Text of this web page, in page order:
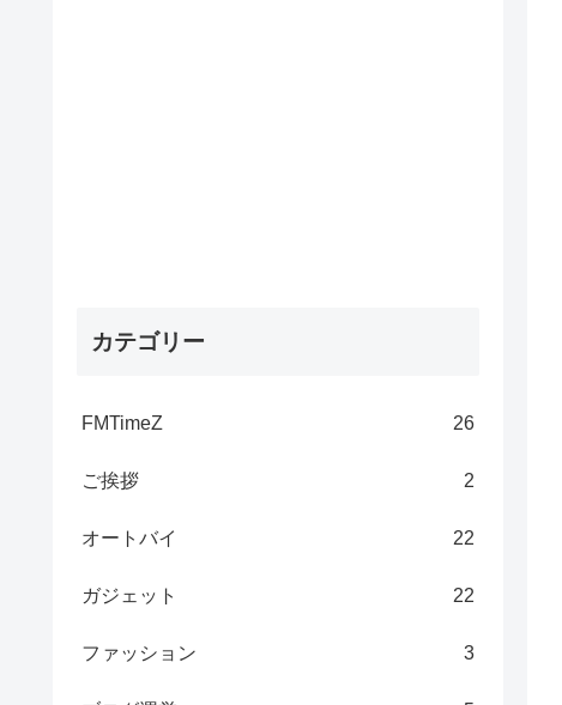
カテゴリー
FMTimeZ 26
ご挨拶 2
オートバイ 22
ガジェット 22
ファッション 3